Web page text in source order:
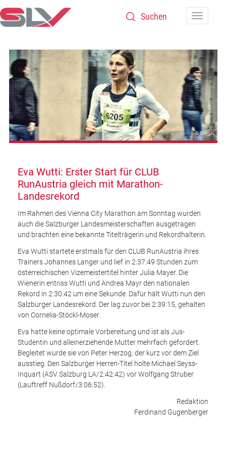
Zum Inhalt
© SIP_JL
Eva Wutti: Erster Start für CLUB
RunAustria gleich mit Marathon-
Landesrekord
Im Rahmen des Vienna City Marathon am Sonntag wurden
auch die Salzburger Landesmeisterschaften ausgetragen
und brachten eine bekannte Titelträgerin und Rekordhalterin.
Eva Wutti startete erstmals für den CLUB RunAustria ihres
Trainers Johannes Langer und lief in 2:37:49 Stunden zum
österreichischen Vizemeistertitel hinter Julia Mayer. Die
Wienerin entriss Wutti und Andrea Mayr den nationalen
Rekord in 2:30:42 um eine Sekunde. Dafür hält Wutti nun den
Salzburger Landesrekord. Der lag zuvor bei 2:39:15, gehalten
von Cornelia-Stöckl-Moser.
Eva hatte keine optimale Vorbereitung und ist als Jus-
Studentin und alleinerziehende Mutter mehrfach gefordert.
Begleitet wurde sie von Peter Herzog, der kurz vor dem Ziel
ausstieg. Den Salzburger Herren-Titel holte Michael Seyss-
Inquart (ASV Salzburg LA/2:42:42) vor Wolfgang Struber
(Lauftreff Nußdorf/3:06:52).
Redaktion
Ferdinand Gugenberger